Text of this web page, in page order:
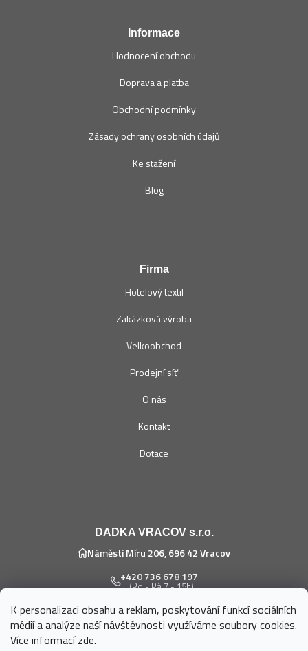
K personalizaci obsahu a reklam, poskytování funkcí sociálních
médií a analýze naší návštěvnosti využíváme soubory cookies.
Více informacízde.
Informace
Hodnocení obchodu
Doprava a platba
Obchodní podmínky
Zásady ochrany osobních údajů
Ke stažení
Blog
Firma
Hotelový textil
Zakázková výroba
Velkoobchod
Prodejní síť
O nás
Kontakt
Dotace
DADKA VRACOV s.r.o.
Náměstí Míru 206, 696 42 Vracov
+420 736 678 197
(Po - Pá 7 - 15h)
eshop@dadka.cz